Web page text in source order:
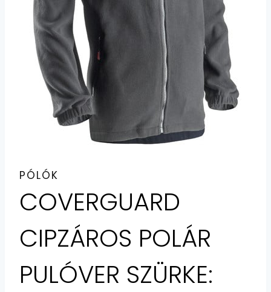
PÓLÓK
COVERGUARD
CIPZÁROS POLÁR
PULÓVER SZÜRKE: